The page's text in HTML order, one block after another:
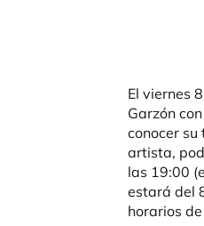
El viernes
Garzón
conocer
artista,
las 19:00
estará del
horarios